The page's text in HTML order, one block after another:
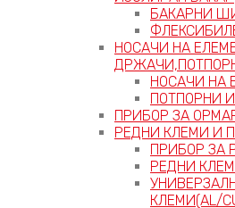
БАКАРНИ
НОСАЧИ НА
НОСАЧИ НА
ПОТПОРНИ
ПРИБОР ЗА
РЕДНИ КЛЕМИ И
ПРИБОР ЗА
РЕДНИ
КЛЕМИ(AL/